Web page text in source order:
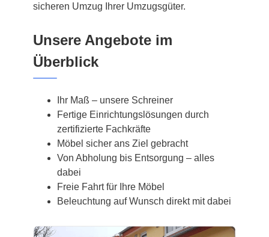
sicheren Umzug Ihrer Umzugsgüter.
Unsere Angebote im
Überblick
Ihr Maß – unsere Schreiner
Fertige Einrichtungslösungen durch
zertifizierte Fachkräfte
Möbel sicher ans Ziel gebracht
Von Abholung bis Entsorgung – alles
dabei
Freie Fahrt für Ihre Möbel
Beleuchtung auf Wunsch direkt mit dabei